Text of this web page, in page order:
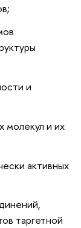
и
молекул и их
активных
таргетной